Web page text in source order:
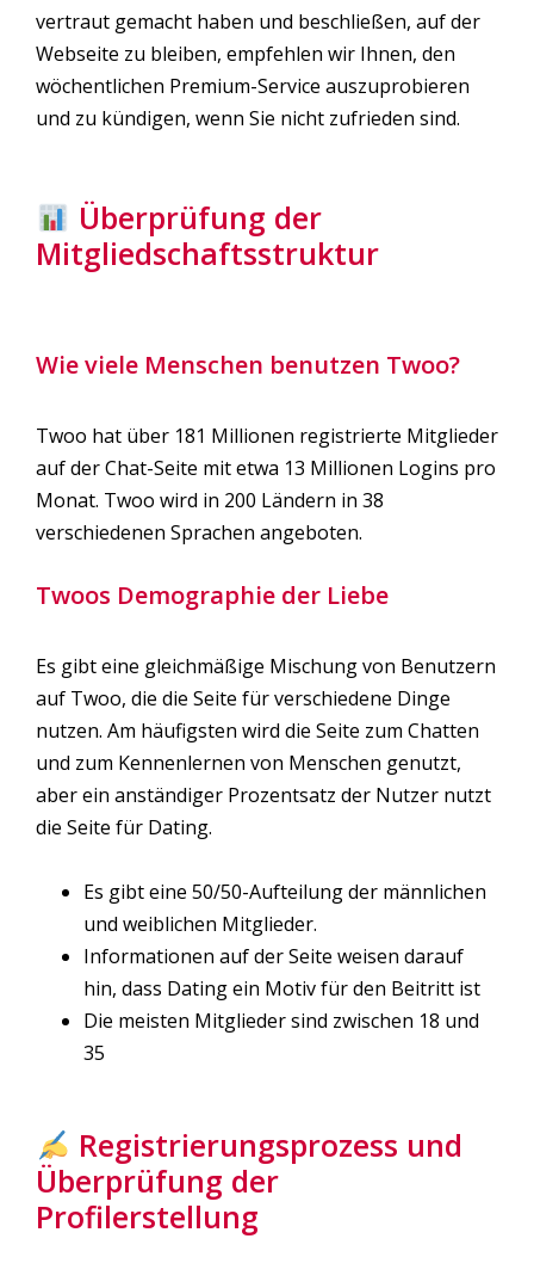
vertraut gemacht haben und beschließen, auf der
Webseite zu bleiben, empfehlen wir Ihnen, den
wöchentlichen Premium-Service auszuprobieren
und zu kündigen, wenn Sie nicht zufrieden sind.
Überprüfung der
Mitgliedschaftsstruktur
Wie viele Menschen benutzen Twoo?
Twoo hat über 181 Millionen registrierte Mitglieder
auf der Chat-Seite mit etwa 13 Millionen Logins pro
Monat. Twoo wird in 200 Ländern in 38
verschiedenen Sprachen angeboten.
Twoos Demographie der Liebe
Es gibt eine gleichmäßige Mischung von Benutzern
auf Twoo, die die Seite für verschiedene Dinge
nutzen. Am häufigsten wird die Seite zum Chatten
und zum Kennenlernen von Menschen genutzt,
aber ein anständiger Prozentsatz der Nutzer nutzt
die Seite für Dating.
Es gibt eine 50/50-Aufteilung der männlichen
und weiblichen Mitglieder.
Informationen auf der Seite weisen darauf
hin, dass Dating ein Motiv für den Beitritt ist
Die meisten Mitglieder sind zwischen 18 und
35
Registrierungsprozess und
Überprüfung der
Profilerstellung